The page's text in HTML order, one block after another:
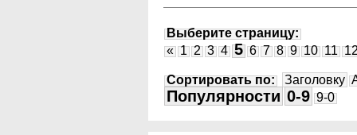
Выберите страницу:
« 1 2 3 4 5 6 7 8 9 10 11
Сортировать по: Заголовку
Популярности 0-9 9-0